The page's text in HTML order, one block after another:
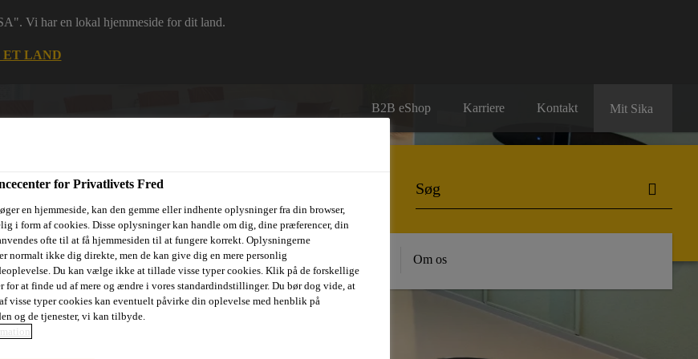
Vi har en lokal hjemmeside for dit land.
LAND
B2B eShop Karriere Kontakt Mit Sika
Dokumenter Digital værktøjskasse Referencer Om os
for Privatlivets Fred
en hjemmeside, kan den gemme eller indhente oplysninger fra din browser,
i form af cookies. Disse oplysninger kan handle om dig, dine præferencer, din
ofte til at få hjemmesiden til at fungere korrekt. Oplysningerne
normalt ikke dig direkte, men de kan give dig en mere personlig
Du kan vælge ikke at tillade visse typer cookies. Klik på de forskellige
for at finde ud af mere og ændre i vores standardindstillinger. Du bør dog vide, at
visse typer cookies kan eventuelt påvirke din oplevelse med henblik på
og de tjenester, vi kan tilbyde.